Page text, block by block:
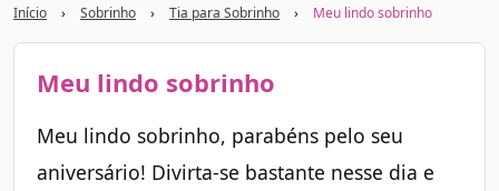
Início › Sobrinho › Tia para Sobrinho › Meu lindo sobrinho
Meu lindo sobrinho
Meu lindo sobrinho, parabéns pelo seu
aniversário! Divirta-se bastante nesse dia e